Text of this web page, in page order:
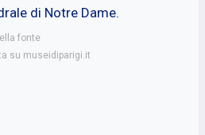
di Notre Dame.
fonte
su museidiparigi.it